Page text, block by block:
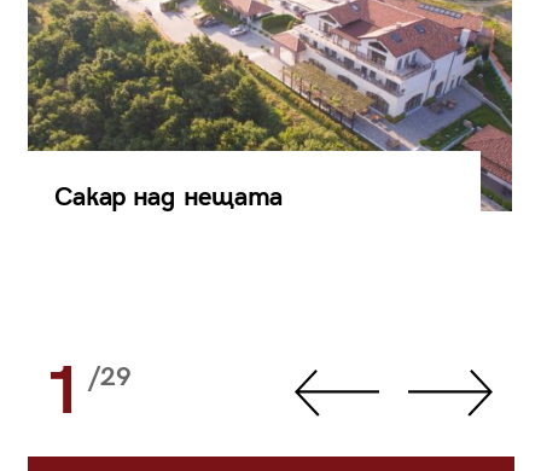
Сакар над нещата
1 /29